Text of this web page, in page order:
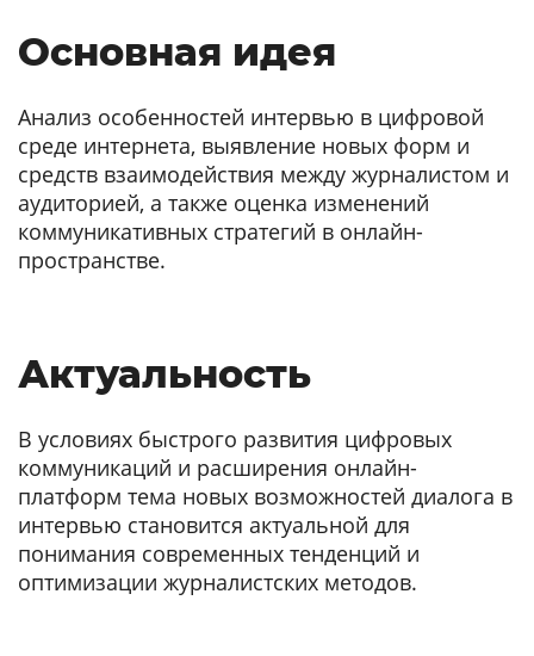
Основная идея
Анализ особенностей интервью в цифровой
среде интернета, выявление новых форм и
средств взаимодействия между журналистом и
аудиторией, а также оценка изменений
коммуникативных стратегий в онлайн-
пространстве.
Актуальность
В условиях быстрого развития цифровых
коммуникаций и расширения онлайн-
платформ тема новых возможностей диалога в
интервью становится актуальной для
понимания современных тенденций и
оптимизации журналистских методов.